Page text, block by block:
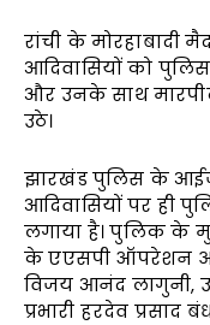
रांची के मोरहाबादी
आदिवासियों को
और उनके साथ
उठे।
झारखंड पुलिस के
आदिवासियों पर ही
लगाया है। पुलिक के
के एएसपी ऑपरेशन
विजय आनंद लागुनी,
प्रभारी हरदेव प्रसाद